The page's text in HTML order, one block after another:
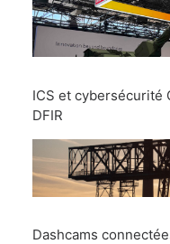
ICS et cybersécurité
DFIR
Dashcams